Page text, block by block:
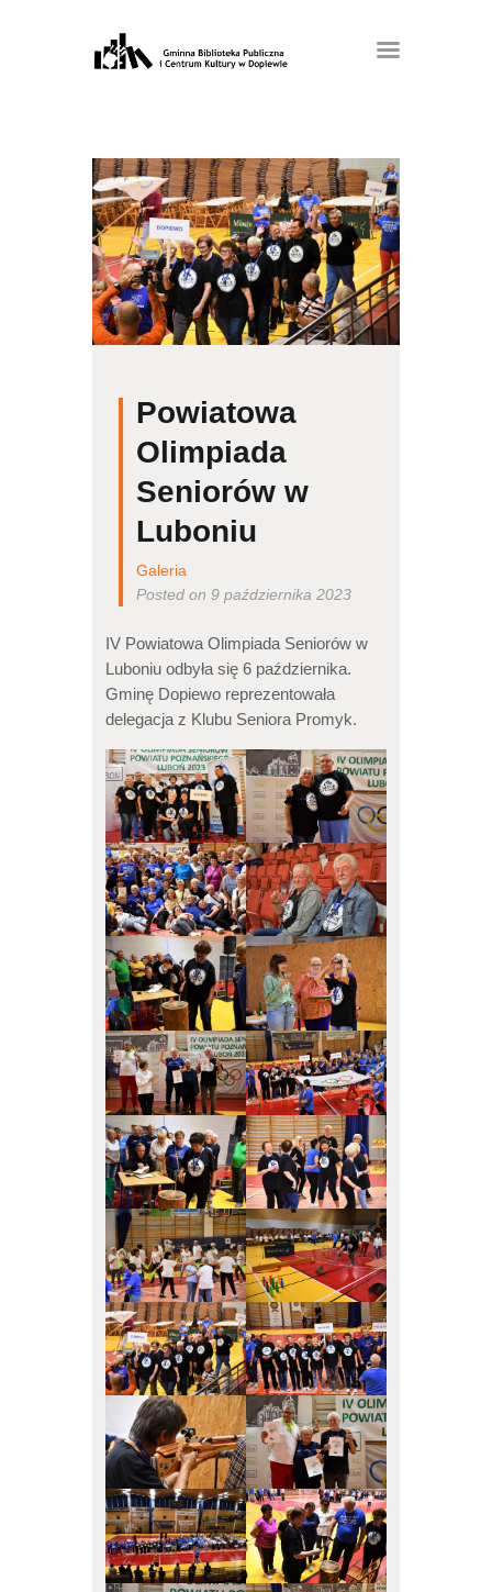
Powiatowa
Olimpiada
Seniorów w
Luboniu
Galeria
Posted on 9 października 2023
IV Powiatowa Olimpiada Seniorów w
Luboniu odbyła się 6 października.
Gminę Dopiewo reprezentowała
delegacja z Klubu Seniora Promyk.